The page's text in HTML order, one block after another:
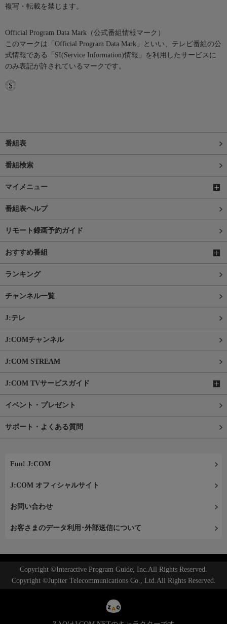
複写・転載を禁じます。
Official Program Data Mark（公式番組情報マーク）
このマークは「Official Program Data Mark」といい、テレビ番組の公
式情報である「SI(Service Information)情報」を利用したサービスに
のみ表記が許されているマークです。
番組表
番組検索
マイメニュー
番組表ヘルプ
リモート録画予約ガイド
おすすめ番組
ランキング
チャンネル一覧
J:テレ
J:COMチャンネル
J:COM STREAM
J:COM TVサービスガイド
イベント・プレゼント
サポート・よくある質問
Fun! J:COM
J:COM オフィシャルサイト
お問い合わせ
お客さまのデータ利用･外部送信について
Copyright ©Interactive Program Guide, Inc.All Rights Reserved.
Copyright ©Jupiter Telecommunications Co., Ltd.All Rights Reserved.